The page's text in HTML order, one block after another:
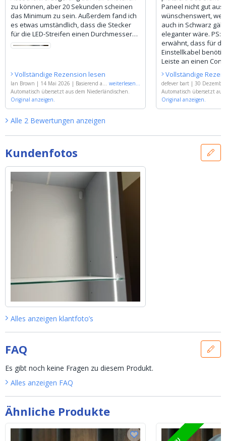
Ähnliche Produkte
zu können, aber 20 Sekunden scheinen
das Minimum zu sein. Außerdem fand ich
es etwas umständlich, dass die Stecker
für die LED-Streifen einen Durchmesser
von fast 12 mm haben. Deshalb musste
Kleinigkeiten, aber insgesamt bin ich mit
dem Ergebnis und der einfachen
Installation zufrieden.
Vollständige Rezension lesen
Ian Brown | 14 Mai 2026 | Basierend auf
'LED Streifen im flexiblen weißen Einbau
profil | Neutralweiß | 1 Meter
weiterlesen
Automatisch übersetzt aus dem Niederländischen.
Original anzeigen.
Paneel nicht gut
wünschenswert,
auch in Schwarz
eleganter wäre. PS:
erwähnt, dass für
Einstellkabel
Leiste an einen
und sie dimmen zu
Vollständige
defever bart| 30
end auf'LED Streifen im
n Einbauprofil |
Automatisch übersetzt
Original anzeigen.
Alle 2 Bewertungen anzeigen
Kundenfotos
Alles anzeigen klantfoto’s
FAQ
Es gibt noch keine Fragen zu diesem Produkt.
Alles anzeigen FAQ